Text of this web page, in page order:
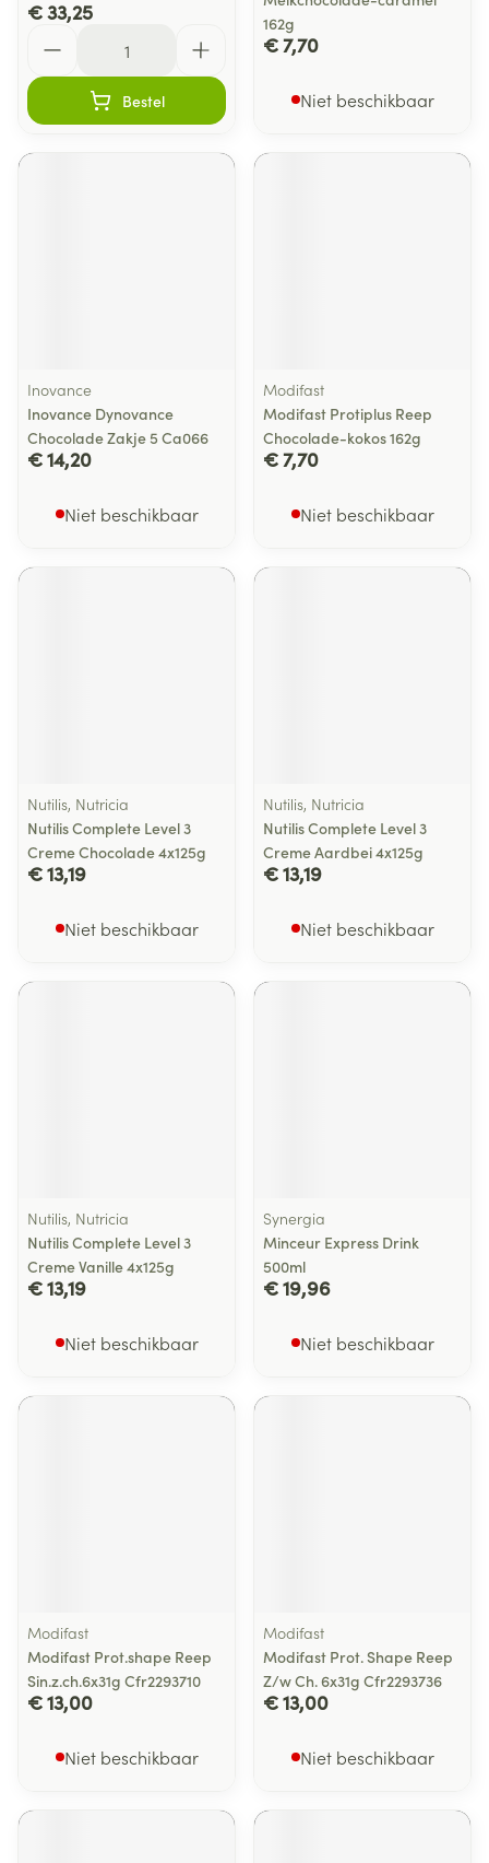
€ 33,25
Bestel
162g
€ 7,70
Niet beschikbaar
Inovance
Inovance Dynovance
Chocolade Zakje 5 Ca066
€ 14,20
Niet beschikbaar
Modifast
Modifast Protiplus Reep
Chocolade-kokos 162g
€ 7,70
Niet beschikbaar
Nutilis, Nutricia
Nutilis Complete Level 3
Creme Chocolade 4x125g
€ 13,19
Niet beschikbaar
Nutilis, Nutricia
Nutilis Complete Level 3
Creme Aardbei 4x125g
€ 13,19
Niet beschikbaar
Nutilis, Nutricia
Nutilis Complete Level 3
Creme Vanille 4x125g
€ 13,19
Niet beschikbaar
Synergia
Minceur Express Drink
500ml
€ 19,96
Niet beschikbaar
Modifast
Modifast Prot.shape Reep
Sin.z.ch.6x31g Cfr2293710
€ 13,00
Niet beschikbaar
Modifast
Modifast Prot. Shape Reep
Z/w Ch. 6x31g Cfr2293736
€ 13,00
Niet beschikbaar